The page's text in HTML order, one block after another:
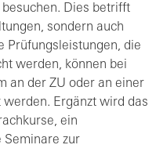
besuchen. Dies betrifft
sondern auch
Prüfungsleistungen, die
werden, können bei
an der ZU oder an einer
Ergänzt wird das
ein
Seminare zur